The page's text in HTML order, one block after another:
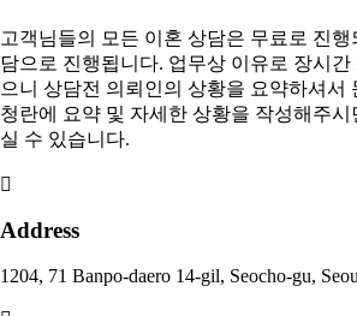
고객님들의 모든 이혼 상담은 무료로 진행
담으로 진행됩니다. 업무상 이유로 장시간
으니 상담전 의뢰인의 상황을 요약하셔서
청란에 요약 및 자세한 상황을 작성해주
실 수 있습니다.
Address
1204, 71 Banpo-daero 14-gil, Seocho-gu,